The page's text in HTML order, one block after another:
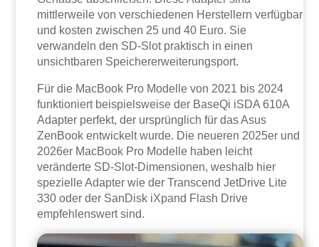
mittlerweile von verschiedenen Herstellern verfügbar
und kosten zwischen 25 und 40 Euro. Sie
verwandeln den SD-Slot praktisch in einen
unsichtbaren Speichererweiterungsport.
Für die MacBook Pro Modelle von 2021 bis 2024
funktioniert beispielsweise der BaseQi iSDA 610A
Adapter perfekt, der ursprünglich für das Asus
ZenBook entwickelt wurde. Die neueren 2025er und
2026er MacBook Pro Modelle haben leicht
veränderte SD-Slot-Dimensionen, weshalb hier
spezielle Adapter wie der Transcend JetDrive Lite
330 oder der SanDisk iXpand Flash Drive
empfehlenswert sind.